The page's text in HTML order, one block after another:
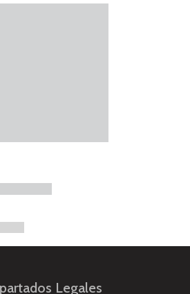
Legales